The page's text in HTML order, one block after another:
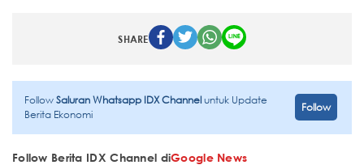
SHARE
FollowSaluran Whatsapp IDX Channeluntuk Update
Berita Ekonomi
Follow
Follow Berita IDX Channel diGoogle News